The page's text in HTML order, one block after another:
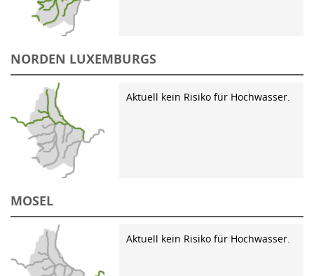
NORDEN LUXEMBURGS
Aktuell kein Risiko für Hochwasser.
MOSEL
Aktuell kein Risiko für Hochwasser.